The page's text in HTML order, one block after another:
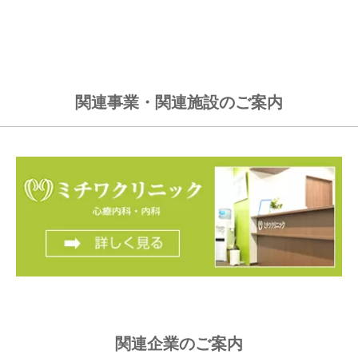
関連事業・関連施設のご案内
関連企業のご案内